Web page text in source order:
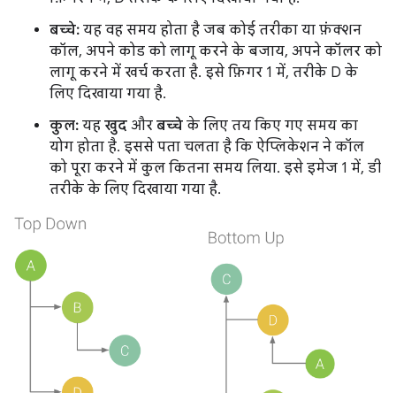
बच्चे: यह वह समय होता है जब कोई तरीका या फ़ंक्शन
कॉल, अपने कोड को लागू करने के बजाय, अपने कॉलर को
लागू करने में खर्च करता है. इसे फ़िगर 1 में, तरीके D के
लिए दिखाया गया है.
कुल: यह खुद और बच्चे के लिए तय किए गए समय का
योग होता है. इससे पता चलता है कि ऐप्लिकेशन ने कॉल
को पूरा करने में कुल कितना समय लिया. इसे इमेज 1 में, डी
तरीके के लिए दिखाया गया है.